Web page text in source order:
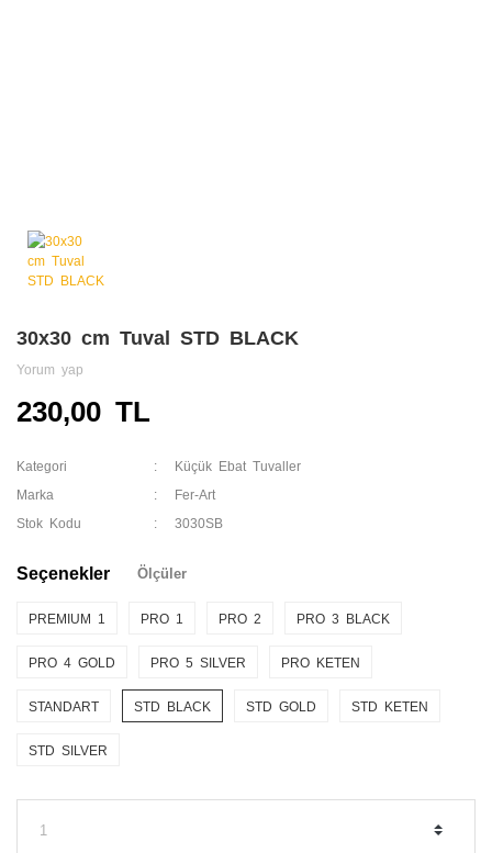
30x30 cm Tuval STD BLACK
Yorum yap
230,00 TL
Kategori Küçük Ebat Tuvaller
Marka Fer-Art
Stok Kodu 3030SB
Seçenekler Ölçüler
PREMIUM 1 PRO 1 PRO 2 PRO 3 BLACK
PRO 4 GOLD PRO 5 SILVER PRO KETEN
STANDART STD BLACK STD GOLD STD KETEN
STD SILVER